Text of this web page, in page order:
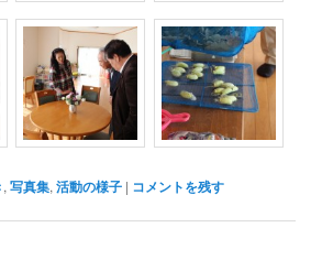
,写真集,活動の様子 | コメントを残す